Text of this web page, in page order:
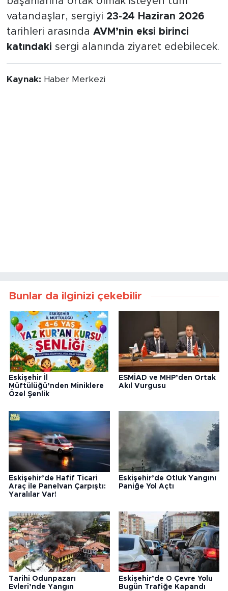
vatandaşlar, sergiyi 23-24 Haziran 2026
tarihleri arasında AVM’nin eksi birinci
katındaki sergi alanında ziyaret edebilecek.
Kaynak: Haber Merkezi
Bunlar da ilginizi çekebilir
Eskişehir İl
Müftülüğü’nden Miniklere
Özel Şenlik
ESMİAD ve MHP’den Ortak
Akıl Vurgusu
Eskişehir’de Hafif Ticari
Araç ile Panelvan Çarpıştı:
Yaralılar Var!
Eskişehir’de Otluk Yangını
Paniğe Yol Açtı
Tarihi Odunpazarı
Evleri’nde Yangın
Eskişehir’de O Çevre Yolu
Bugün Trafiğe Kapandı